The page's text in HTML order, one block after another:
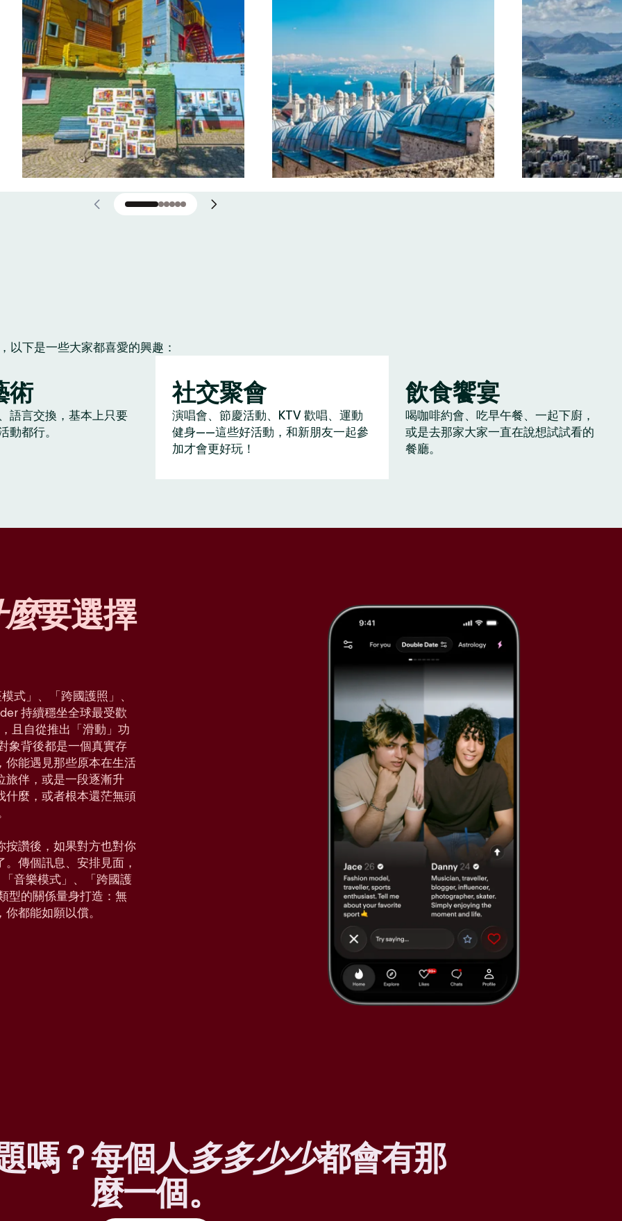
以下是一些大家都喜愛的興趣：
術
語言交換，基本上只要
動都行。
社交聚會
演唱會、節慶活動、KTV 歡唱、運動
健身——這些好活動，和新朋友一起參
加才會更好玩！
飲食饗宴
喝咖啡約會、吃早午餐、一起下廚，
或是去那家大家一直在說想試試看的
餐廳。
要選擇
式」、「跨國護照」、
持續穩坐全球最受歡
且自從推出「滑動」功
象背後都是一個真實存
你能遇見那些原本在生活
旅伴，或是一段逐漸升
什麼，或者根本還茫無頭
按讚後，如果對方也對你
傳個訊息、安排見面，
音樂模式」、「跨國護
型的關係量身打造：無
都能如願以償。
嗎？每個人多多少少都會有那
麼一個。